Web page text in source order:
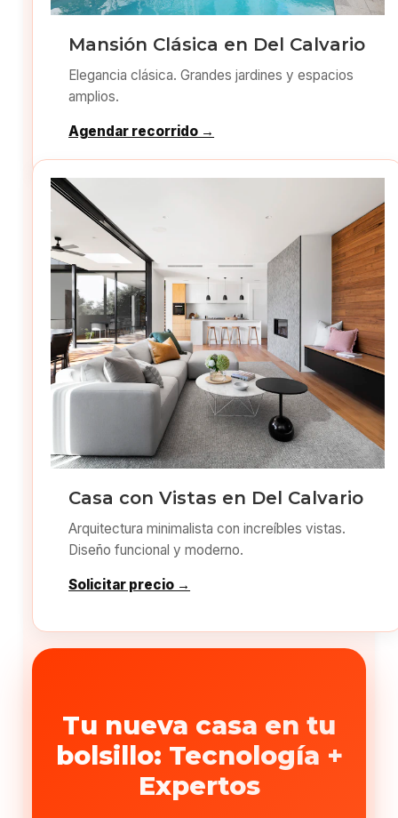
Mansión Clásica en Del Calvario
Elegancia clásica. Grandes jardines y espacios
amplios.
Agendar recorrido →
Casa con Vistas en Del Calvario
Arquitectura minimalista con increíbles vistas.
Diseño funcional y moderno.
Solicitar precio →
Tu nueva casa en tu
bolsillo: Tecnología +
Expertos